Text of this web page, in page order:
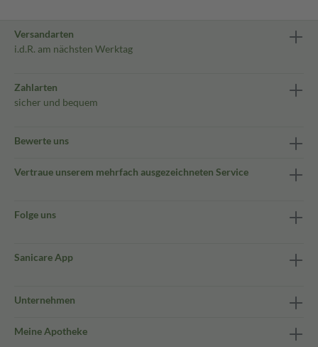
Versandarten
i.d.R. am nächsten Werktag
Zahlarten
sicher und bequem
Bewerte uns
Vertraue unserem mehrfach ausgezeichneten Service
Folge uns
Sanicare App
Unternehmen
Meine Apotheke